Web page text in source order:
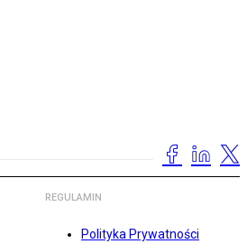
REGULAMIN
Polityka Prywatności